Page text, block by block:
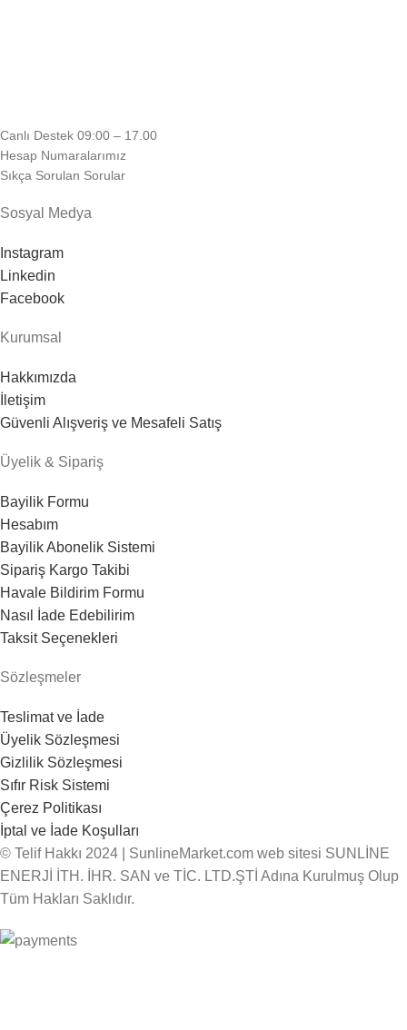
Canlı Destek 09:00 – 17.00
Hesap Numaralarımız
Sıkça Sorulan Sorular
Sosyal Medya
Instagram
Linkedin
Facebook
Kurumsal
Hakkımızda
İletişim
Güvenli Alışveriş ve Mesafeli Satış
Üyelik & Sipariş
Bayilik Formu
Hesabım
Bayilik Abonelik Sistemi
Sipariş Kargo Takibi
Havale Bildirim Formu
Nasıl İade Edebilirim
Taksit Seçenekleri
Sözleşmeler
Teslimat ve İade
Üyelik Sözleşmesi
Gizlilik Sözleşmesi
Sıfır Risk Sistemi
Çerez Politikası
İptal ve İade Koşulları
© Telif Hakkı 2024 | SunlineMarket.com web sitesi SUNLİNE
ENERJİ İTH. İHR. SAN ve TİC. LTD.ŞTİ Adına Kurulmuş Olup
Tüm Hakları Saklıdır.